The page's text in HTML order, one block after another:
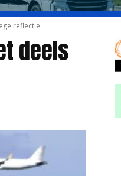
reflectie
deels